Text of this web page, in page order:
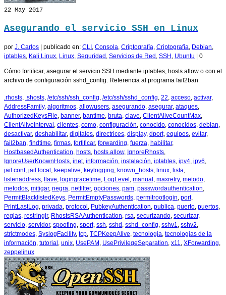
22 May 2017
Asegurando el servicio SSH en Linux
por J. Carlos publicado en: CLI , Consola, Criptografía, Criptografía, Debian,
iptables, Kali Linux, Linux, Seguridad , Servicios de Red , SSH , Ubuntu 0
Cómo fortificar, asegurar el servicio SSH mediante iptables, hosts.allow o con el
archivo de configuración sshd_config. Referencia al programa fail2ban
.rhosts, .shosts, /etc/ssh/ssh_config, /etc/ssh/sshd_config, 22, acceso, activar,
AddressFamily, algoritmos, allowusers, asegurando, asegurar, ataques,
AuthorizedKeysFile, banner, bantime, bruta, clave, ClientAliveCountMax,
ClientAliveInterval , clientes, como, configuración, conocido, conocidos, debian,
desactivar, deshabilitar, digitales, directrices, display, dport, equipos, evitar,
fail2ban, findtime, firmas, fortificar, forwarding, fuerza, habilitar,
HostbasedAuthentication, hosts, hosts.allow, IgnoreRhosts,
IgnoreUserKnownHosts, inet, información, instalación, iptables, ipv4, ipv6,
jail.conf, jail.local , keepalive, keylogging, known_hosts, linux, lista,
listenaddress, llave, logingracetime, LogLevel , manual , maxretry, metodo,
metodos, mitigar, negra, netfilter, opciones, pam, passwordauthentication,
PermitBlacklistedKeys, PermitEmptyPasswords, permitrootlogin, port,
PrintLastLog, privada, protocol , PubkeyAuthentication, publica, puerto, puertos,
reglas, restringir, RhostsRSAAuthentication, rsa, securizando, securizar,
servicio, servidor, spoofing, sport, ssh, sshd , sshd_config, sshv1, sshv2,
strictmodes, SyslogFacility, tcp, TCPKeepAlive, tecnologia, tecnologias de la
información, tutorial , unix, UsePAM , UsePrivilegeSeparation, x11, XForwarding,
zeppelinux